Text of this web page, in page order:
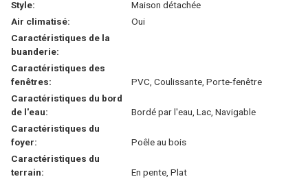
Style:
Maison détachée
Air climatisé:
Oui
Caractéristiques de la
buanderie:
Caractéristiques des
fenêtres:
PVC, Coulissante, Porte-fenêtre
Caractéristiques du bord
de l'eau:
Bordé par l'eau, Lac, Navigable
Caractéristiques du
foyer:
Poêle au bois
Caractéristiques du
terrain:
En pente, Plat